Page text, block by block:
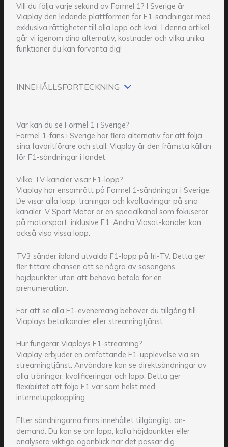
Vill du följa varje sekund av Formel 1? I Sverige är
Viaplay den ledande plattformen för F1-sändningar med
exklusiva rättigheter till alla lopp och kval. I denna artikel
går vi igenom dina alternativ, kostnader och vilka unika
funktioner du kan förvänta dig!
INNEHÅLLSFÖRTECKNING
Var kan du se Formel 1 i Sverige?
Formel 1-fans i Sverige har flera alternativ för att följa
sina favoritförare och stall. Viaplay är den främsta källan
för F1-sändningar i landet.
Vilka TV-kanaler visar F1-lopp?
Viaplay har ensamrätt på Formel 1-sändningar i Sverige.
De visar alla lopp, träningar och kvaltävlingar på sina
kanaler. V Sport Motor är en specialkanal som fokuserar
på motorsport, inklusive F1. Andra Viasat-kanaler kan
också visa vissa lopp.
TV3 sänder ibland utvalda F1-lopp på fri-TV. Detta ger
fler tittare chansen att se några av säsongens
höjdpunkter utan att behöva betala för en
prenumeration.
För att se alla F1-evenemang behöver du tillgång till
Viaplays betalkanaler eller streamingtjänst.
Hur fungerar Viaplays F1-streaming?
Viaplay erbjuder en omfattande F1-upplevelse via sin
streamingtjänst. Användare kan se direktsändningar av
alla träningar, kvalificeringar och lopp. Detta ger
flexibilitet att följa F1 var som helst med
internetuppkoppling.
Efter sändningarna finns innehållet tillgängligt on-
demand. Du kan se om lopp, kolla höjdpunkter eller
analysera viktiga ögonblick när det passar dig.